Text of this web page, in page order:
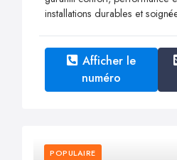
installations durables et
Afficher le
numéro
POPULAIRE